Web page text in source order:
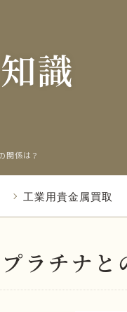
識
関係は？
工業用貴金属買取
ラチナと